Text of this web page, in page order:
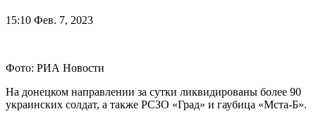
15:10 Фев. 7, 2023
Фото: РИА Новости
На донецком направлении за сутки ликвидированы более 90
украинских солдат, а также РСЗО «Град» и гаубица «Мста-Б».